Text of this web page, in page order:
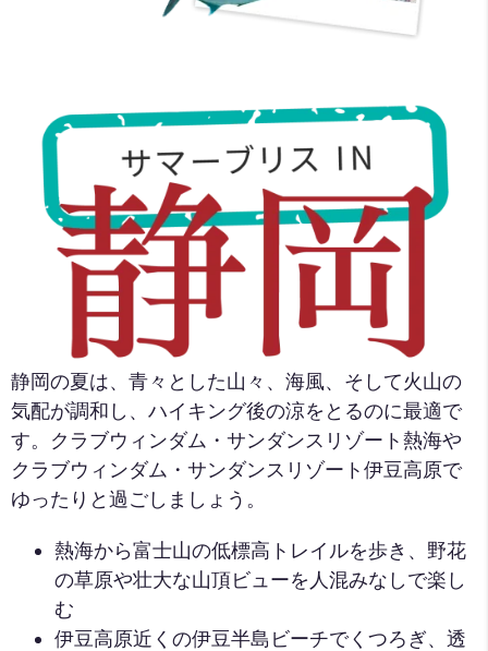
静岡の夏は、青々とした山々、海風、そして火山の
気配が調和し、ハイキング後の涼をとるのに最適で
す。クラブウィンダム・サンダンスリゾート熱海や
クラブウィンダム・サンダンスリゾート伊豆高原で
ゆったりと過ごしましょう。
熱海から富士山の低標高トレイルを歩き、野花
の草原や壮大な山頂ビューを人混みなしで楽し
む
伊豆高原近くの伊豆半島ビーチでくつろぎ、透